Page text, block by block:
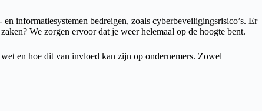
informatiesystemen bedreigen, zoals cyberbeveiligingsrisico’s. Er
We zorgen ervoor dat je weer helemaal op de hoogte bent.
en hoe dit van invloed kan zijn op ondernemers. Zowel